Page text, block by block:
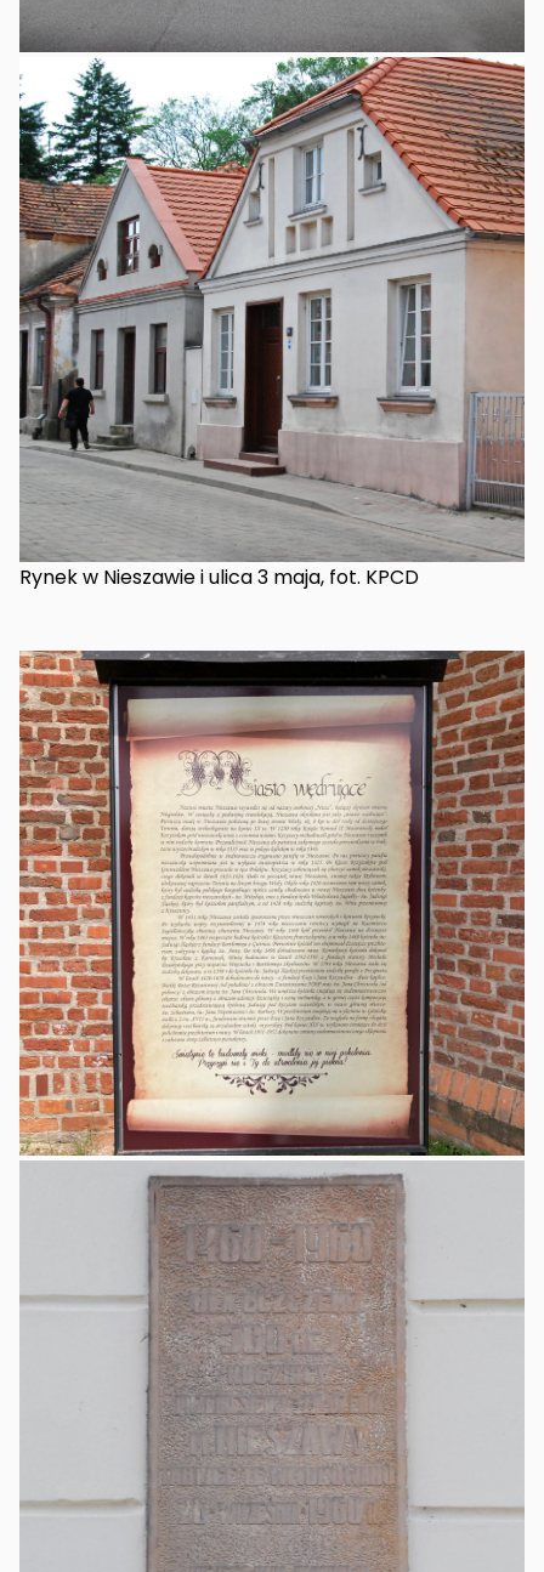
Rynek w Nieszawie i ulica 3 maja, fot. KPCD